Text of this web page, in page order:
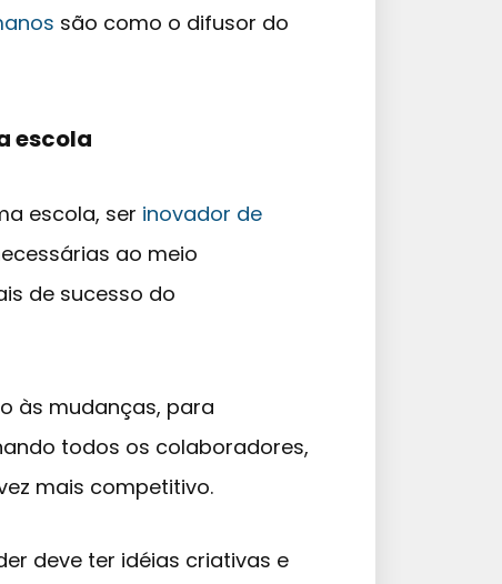
são como o difusor do
escola
escola, ser inovador de
ao meio
de sucesso do
às mudanças, para
todos os colaboradores,
mais competitivo.
deve ter idéias criativas e